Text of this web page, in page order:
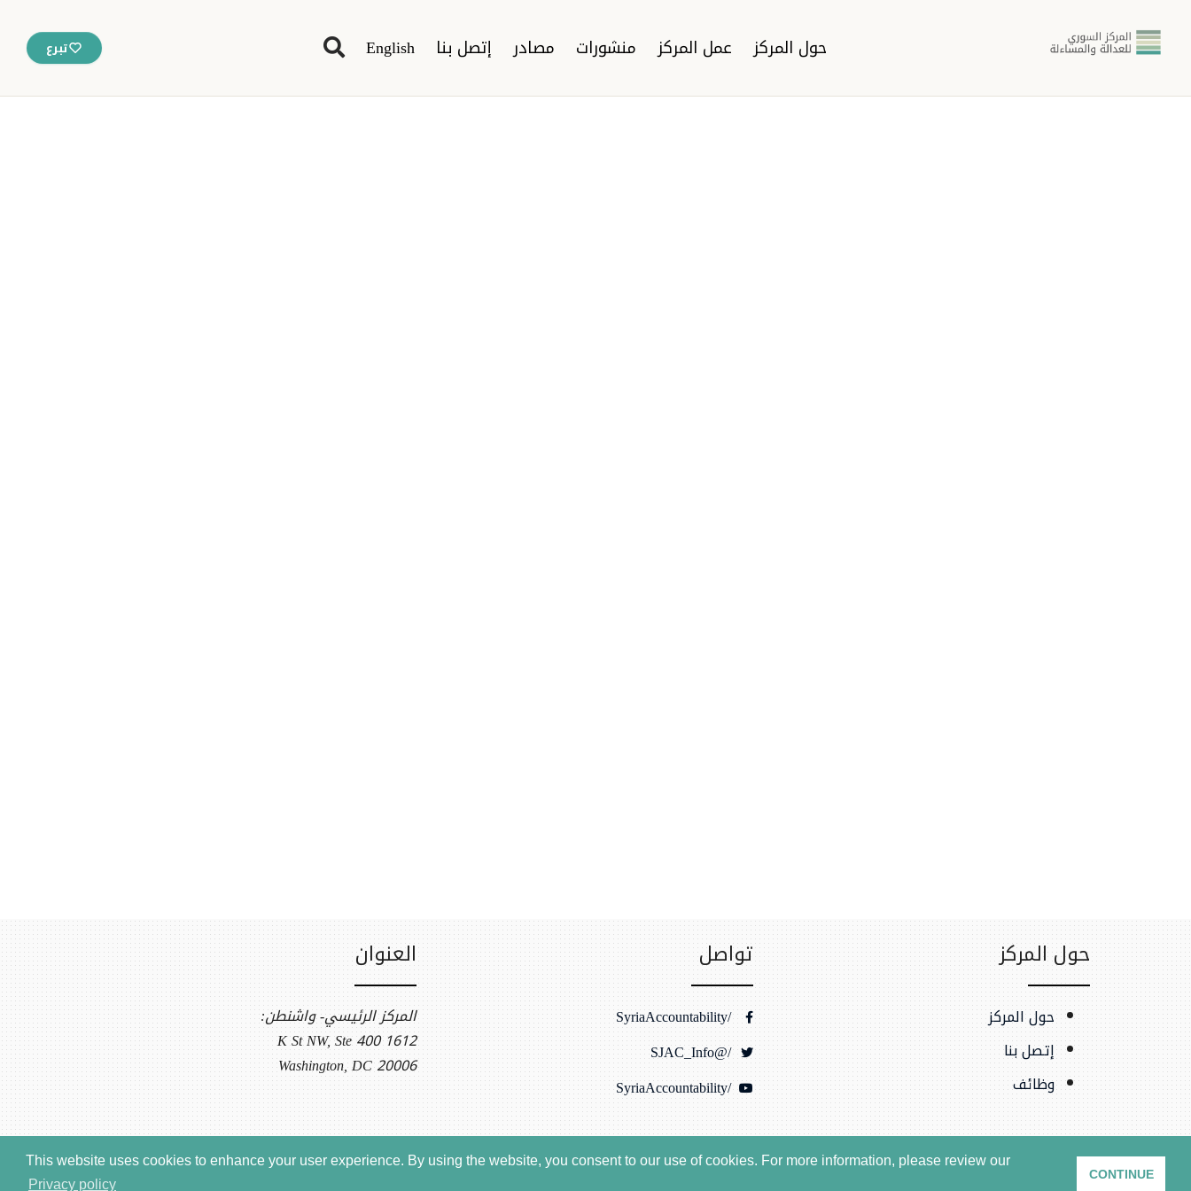
This website uses cookies to enhance your user experience. By using the website, you consent to our use of cookies. For more information, please review our
Privacy policy
CONTINUE
حول المركز عمل المركز منشورات مصادر إتصل بنا English تبرع
حول المركز
حول المركز
إتصل بنا
وظائف
تواصل
/SyriaAccountability
/@SJAC_Info
/SyriaAccountability
العنوان
المركز الرئيسي- واشنطن:
1612 K St NW, Ste 400
Washington, DC 20006